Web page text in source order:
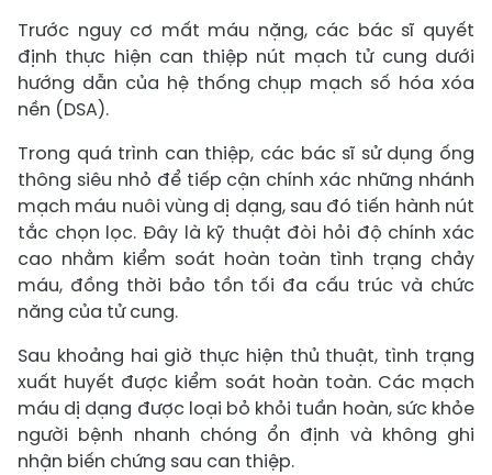
Trước nguy cơ mất máu nặng, các bác sĩ quyết
định thực hiện can thiệp nút mạch tử cung dưới
hướng dẫn của hệ thống chụp mạch số hóa xóa
nền (DSA).
Trong quá trình can thiệp, các bác sĩ sử dụng ống
thông siêu nhỏ để tiếp cận chính xác những nhánh
mạch máu nuôi vùng dị dạng, sau đó tiến hành nút
tắc chọn lọc. Đây là kỹ thuật đòi hỏi độ chính xác
cao nhằm kiểm soát hoàn toàn tình trạng chảy
máu, đồng thời bảo tồn tối đa cấu trúc và chức
năng của tử cung.
Sau khoảng hai giờ thực hiện thủ thuật, tình trạng
xuất huyết được kiểm soát hoàn toàn. Các mạch
máu dị dạng được loại bỏ khỏi tuần hoàn, sức khỏe
người bệnh nhanh chóng ổn định và không ghi
nhận biến chứng sau can thiệp.